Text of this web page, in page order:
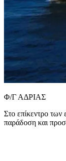
Φ/Γ ΑΔΡΙΑΣ
Στο επίκεντρο των
παράδοση και